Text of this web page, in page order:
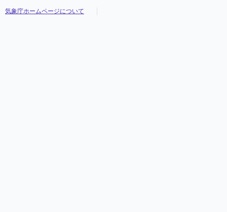
気象庁ホームページについて